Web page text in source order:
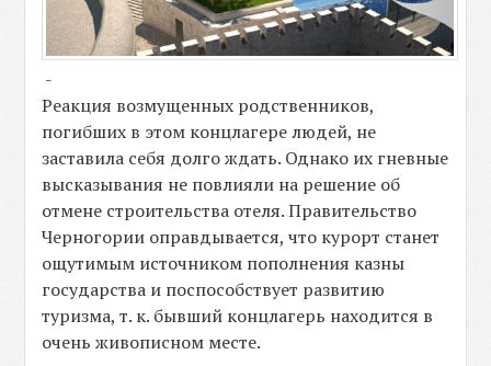
-
Реакция возмущенных родственников,
погибших в этом концлагере людей, не
заставила себя долго ждать. Однако их гневные
высказывания не повлияли на решение об
отмене строительства отеля. Правительство
Черногории оправдывается, что курорт станет
ощутимым источником пополнения казны
государства и поспособствует развитию
туризма, т. к. бывший концлагерь находится в
очень живописном месте.